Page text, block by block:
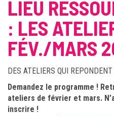
LIEU
: LES
FÉV./MARS
DES ATELIERS QUI
Demandez le programme !
ateliers de février et mars.
inscrire !